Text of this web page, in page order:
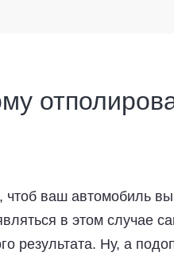
чтоб ваш автомобиль
в этом случае
результата. Ну, а